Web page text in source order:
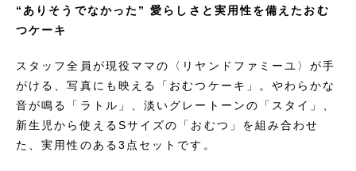
“ありそうでなかった” 愛らしさと実用性を備えたおむ
つケーキ
スタッフ全員が現役ママの〈リヤンドファミーユ〉が手
がける、写真にも映える「おむつケーキ」。やわらかな
音が鳴る「ラトル」、淡いグレートーンの「スタイ」、
新生児から使えるSサイズの「おむつ」を組み合わせ
た、実用性のある3点セットです。